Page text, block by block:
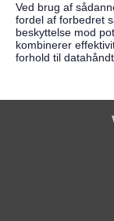
Ved brug af
fordel af forbedret
beskyttelse mod
kombinerer
forhold til